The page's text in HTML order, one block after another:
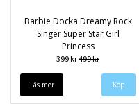
Barbie Docka Dreamy Rock
Singer Super Star Girl
Princess
399 kr499 kr
Läs mer